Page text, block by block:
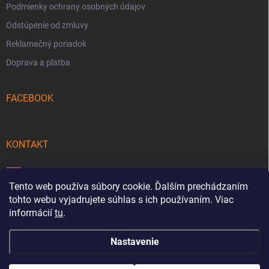
Tento web používa súbory cookie. Ďalším prechádzaním
tohto webu vyjadrujete súhlas s ich používaním. Viac
informácií tu.
Nastavenie
Podmienky ochrany osobných údajov
Odstúpenie od zmluvy
Reklamačný poriadok
Doprava a platba
FACEBOOK
KONTAKT
0940 644 322
Copyright 2026pecmaniak.store. Všetky práva vyhradené.Upraviť